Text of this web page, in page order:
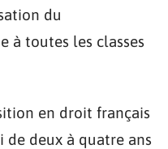
du
à toutes les classes
en droit français
deux à quatre ans